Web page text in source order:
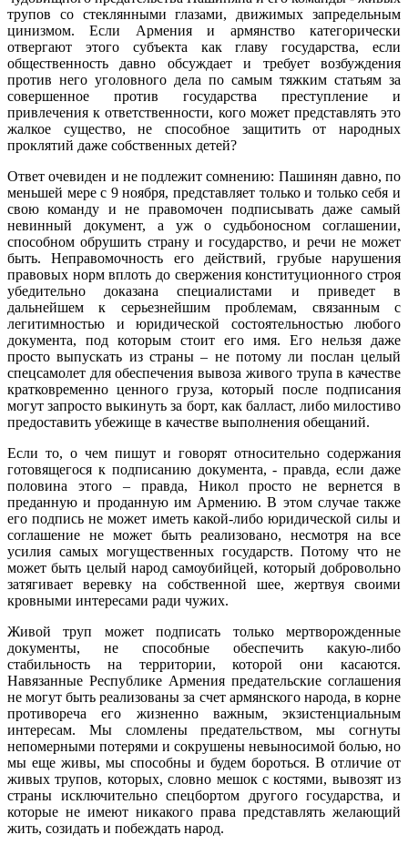
трупов со стеклянными глазами, движимых запредельным
цинизмом. Если Армения и армянство категорически
отвергают этого субъекта как главу государства, если
общественность давно обсуждает и требует возбуждения
против него уголовного дела по самым тяжким статьям за
совершенное против государства преступление и
привлечения к ответственности, кого может представлять это
жалкое существо, не способное защитить от народных
проклятий даже собственных детей?
Ответ очевиден и не подлежит сомнению: Пашинян давно, по
меньшей мере с 9 ноября, представляет только и только себя и
свою команду и не правомочен подписывать даже самый
невинный документ, а уж о судьбоносном соглашении,
способном обрушить страну и государство, и речи не может
быть. Неправомочность его действий, грубые нарушения
правовых норм вплоть до свержения конституционного строя
убедительно доказана специалистами и приведет в
дальнейшем к серьезнейшим проблемам, связанным с
легитимностью и юридической состоятельностью любого
документа, под которым стоит его имя. Его нельзя даже
просто выпускать из страны – не потому ли послан целый
спецсамолет для обеспечения вывоза живого трупа в качестве
кратковременно ценного груза, который после подписания
могут запросто выкинуть за борт, как балласт, либо милостиво
предоставить убежище в качестве выполнения обещаний.
Если то, о чем пишут и говорят относительно содержания
готовящегося к подписанию документа, - правда, если даже
половина этого – правда, Никол просто не вернется в
преданную и проданную им Армению. В этом случае также
его подпись не может иметь какой-либо юридической силы и
соглашение не может быть реализовано, несмотря на все
усилия самых могущественных государств. Потому что не
может быть целый народ самоубийцей, который добровольно
затягивает веревку на собственной шее, жертвуя своими
кровными интересами ради чужих.
Живой труп может подписать только мертворожденные
документы, не способные обеспечить какую-либо
стабильность на территории, которой они касаются.
Навязанные Республике Армения предательские соглашения
не могут быть реализованы за счет армянского народа, в корне
противореча его жизненно важным, экзистенциальным
интересам. Мы сломлены предательством, мы согнуты
непомерными потерями и сокрушены невыносимой болью, но
мы еще живы, мы способны и будем бороться. В отличие от
живых трупов, которых, словно мешок с костями, вывозят из
страны исключительно спецбортом другого государства, и
которые не имеют никакого права представлять желающий
жить, созидать и побеждать народ.